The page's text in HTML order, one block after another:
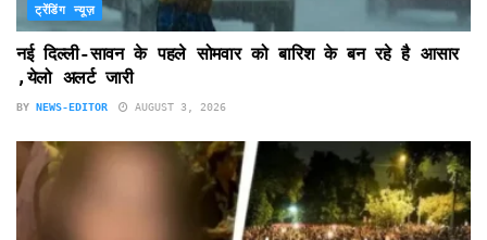
ट्रेंडिंग न्यूज़
नई दिल्ली-सावन के पहले सोमवार को बारिश के बन रहे है आसार
,येलो अलर्ट जारी
BY NEWS-EDITOR AUGUST 3, 2026